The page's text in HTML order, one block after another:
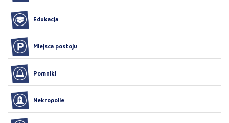
Edukacja
Miejsca postoju
Pomniki
Nekropolie